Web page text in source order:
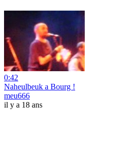
0:42
Naheulbeuk a Bourg !
meu666
il y a 18 ans